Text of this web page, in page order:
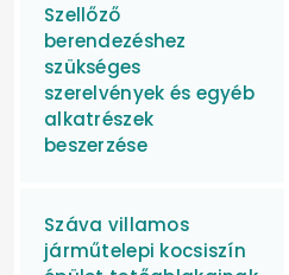
Szellőző
berendezéshez
szükséges
szerelvények és egyéb
alkatrészek
beszerzése
Száva villamos
járműtelepi kocsiszín